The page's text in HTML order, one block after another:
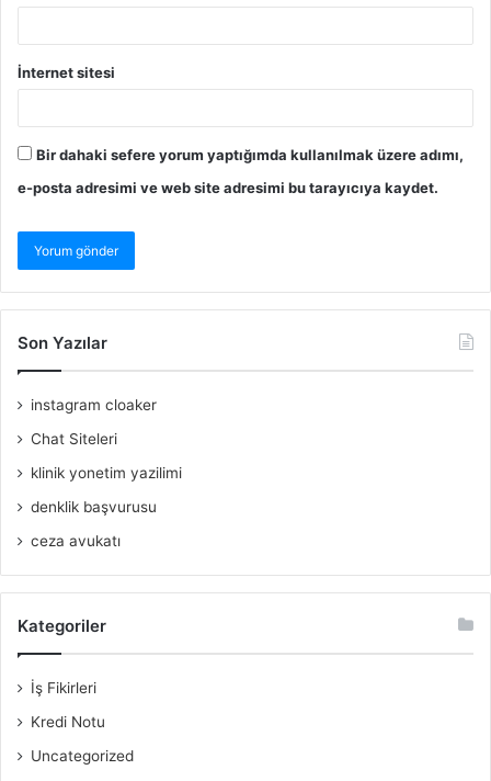
İnternet sitesi
Bir dahaki sefere yorum yaptığımda kullanılmak üzere adımı,
e-posta adresimi ve web site adresimi bu tarayıcıya kaydet.
Son Yazılar
instagram cloaker
Chat Siteleri
klinik yonetim yazilimi
denklik başvurusu
ceza avukatı
Kategoriler
İş Fikirleri
Kredi Notu
Uncategorized